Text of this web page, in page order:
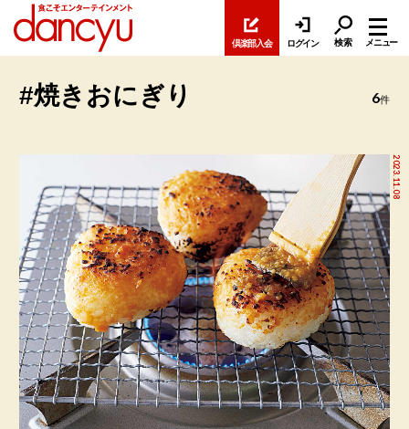
倶楽部入会 ログイン 検索 メニュー
#焼きおにぎり 6件
2023.11.08